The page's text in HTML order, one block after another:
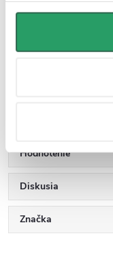
rozhodnete zvoliť iný
nutné si pripraviť podľa
Hodnotenie
Diskusia
Značka